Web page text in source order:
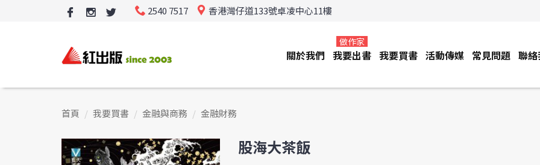
2540 7517 香港灣仔道133號卓凌中心11樓
關於我們 我要出書
做作家
我要買書 活動傳媒 常見問題 聯
首頁 我要買書 金融與商務 金融財務
股海大茶飯